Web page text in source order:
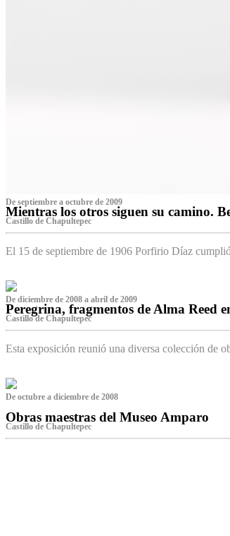
De septiembre a octubre de 2009
Mientras los otros siguen su camino.
Castillo de Chapultepec
El 15 de septiembre de 1906 Porfirio Díaz
De diciembre de 2008 a abril de 2009
Peregrina, fragmentos de Alma Reed
Castillo de Chapultepec
Esta exposición reunió una diversa colección de
De octubre a diciembre de 2008
Obras maestras del Museo Amparo
Castillo de Chapultepec